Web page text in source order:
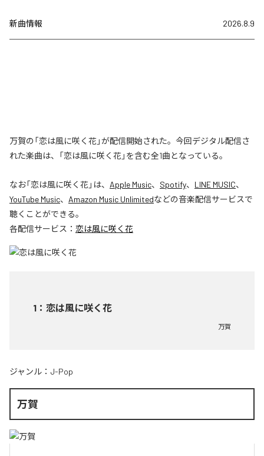
新曲情報 2026.8.9
万賀の「恋は風に咲く花」が配信開始された。今回デジタル配信さ
れた楽曲は、「恋は風に咲く花」を含む全1曲となっている。
なお「恋は風に咲く花」は、 Apple Music、 Spotify、 LINE MUSIC、
YouTube Music、 Amazon Music Unlimitedなどの音楽配信サービスで
聴くことができる。
各配信サービス： 恋は風に咲く花
1 ： 恋は風に咲く花
万賀
ジャンル： J-Pop
万賀